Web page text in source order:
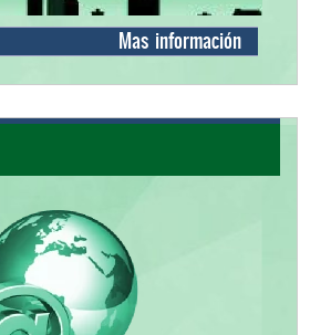
Mas información